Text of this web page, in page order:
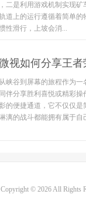
二是利用游戏机制实现
道上的运行遵循着简单
性滑行，上坡会消...
视如何分享王
峡谷到屏幕的旅程作为
伴分享胜利喜悦或精彩
的便捷通道，它不仅仅
漓的战斗都能拥有属于
Copyright © 2026 All Rights